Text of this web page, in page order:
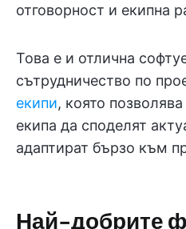
отговорност и екипна
Това е и отлична
сътрудничество по
екипи, която
екипа да споделят
адаптират бързо към
Най-добрите